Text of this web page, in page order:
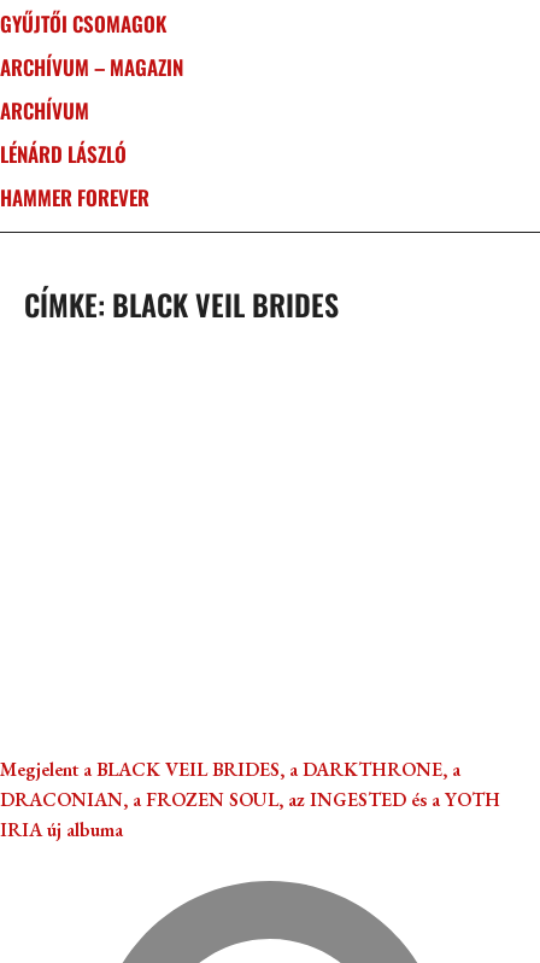
GYŰJTŐI CSOMAGOK
ARCHÍVUM – MAGAZIN
ARCHÍVUM
LÉNÁRD LÁSZLÓ
HAMMER FOREVER
CÍMKE: BLACK VEIL BRIDES
Megjelent a BLACK VEIL BRIDES, a DARKTHRONE, a
DRACONIAN, a FROZEN SOUL, az INGESTED és a YOTH
IRIA új albuma